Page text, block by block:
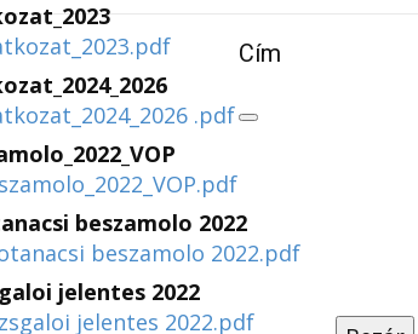
.pdf
beszamolo 2022
beszamolo 2022.pdf
jelentes 2022
jelentes 2022.pdf
Cím